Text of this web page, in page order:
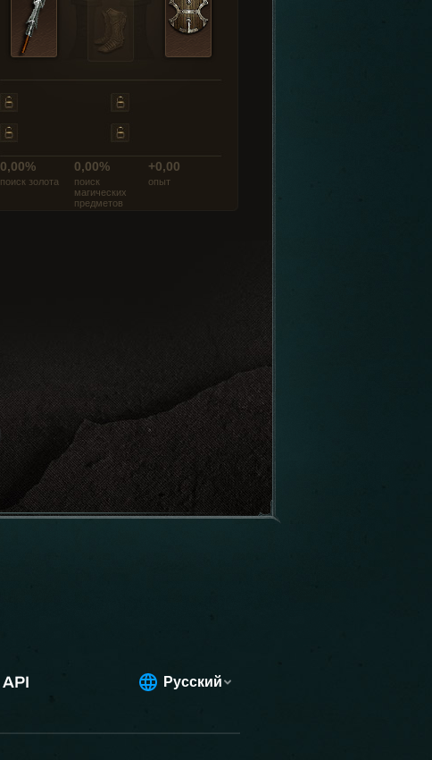
0,00%
поиск золота
0,00%
поиск
магических
предметов
+0,00
опыт